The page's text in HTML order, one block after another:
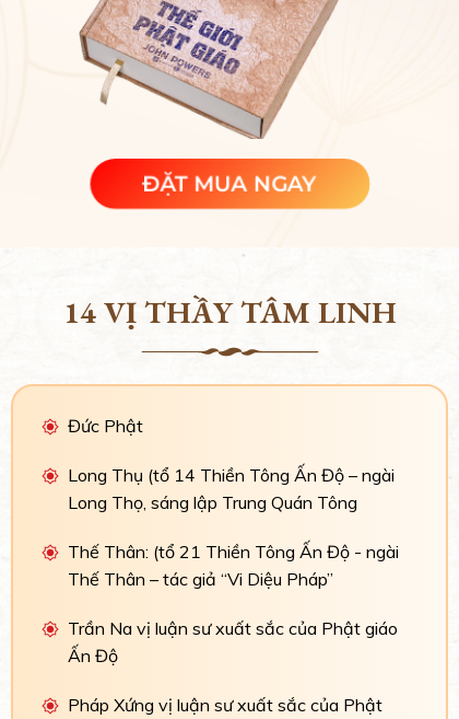
ĐẶT MUA NGAY
14 VỊ THẦY TÂM LINH
Đức Phật
Long Thụ (tổ 14 Thiền Tông Ấn Độ – ngài
Long Thọ, sáng lập Trung Quán Tông
Thế Thân: (tổ 21 Thiền Tông Ấn Độ - ngài
Thế Thân – tác giả “Vi Diệu Pháp”
Trần Na vị luận sư xuất sắc của Phật giáo
Ấn Độ
Pháp Xứng vị luận sư xuất sắc của Phật